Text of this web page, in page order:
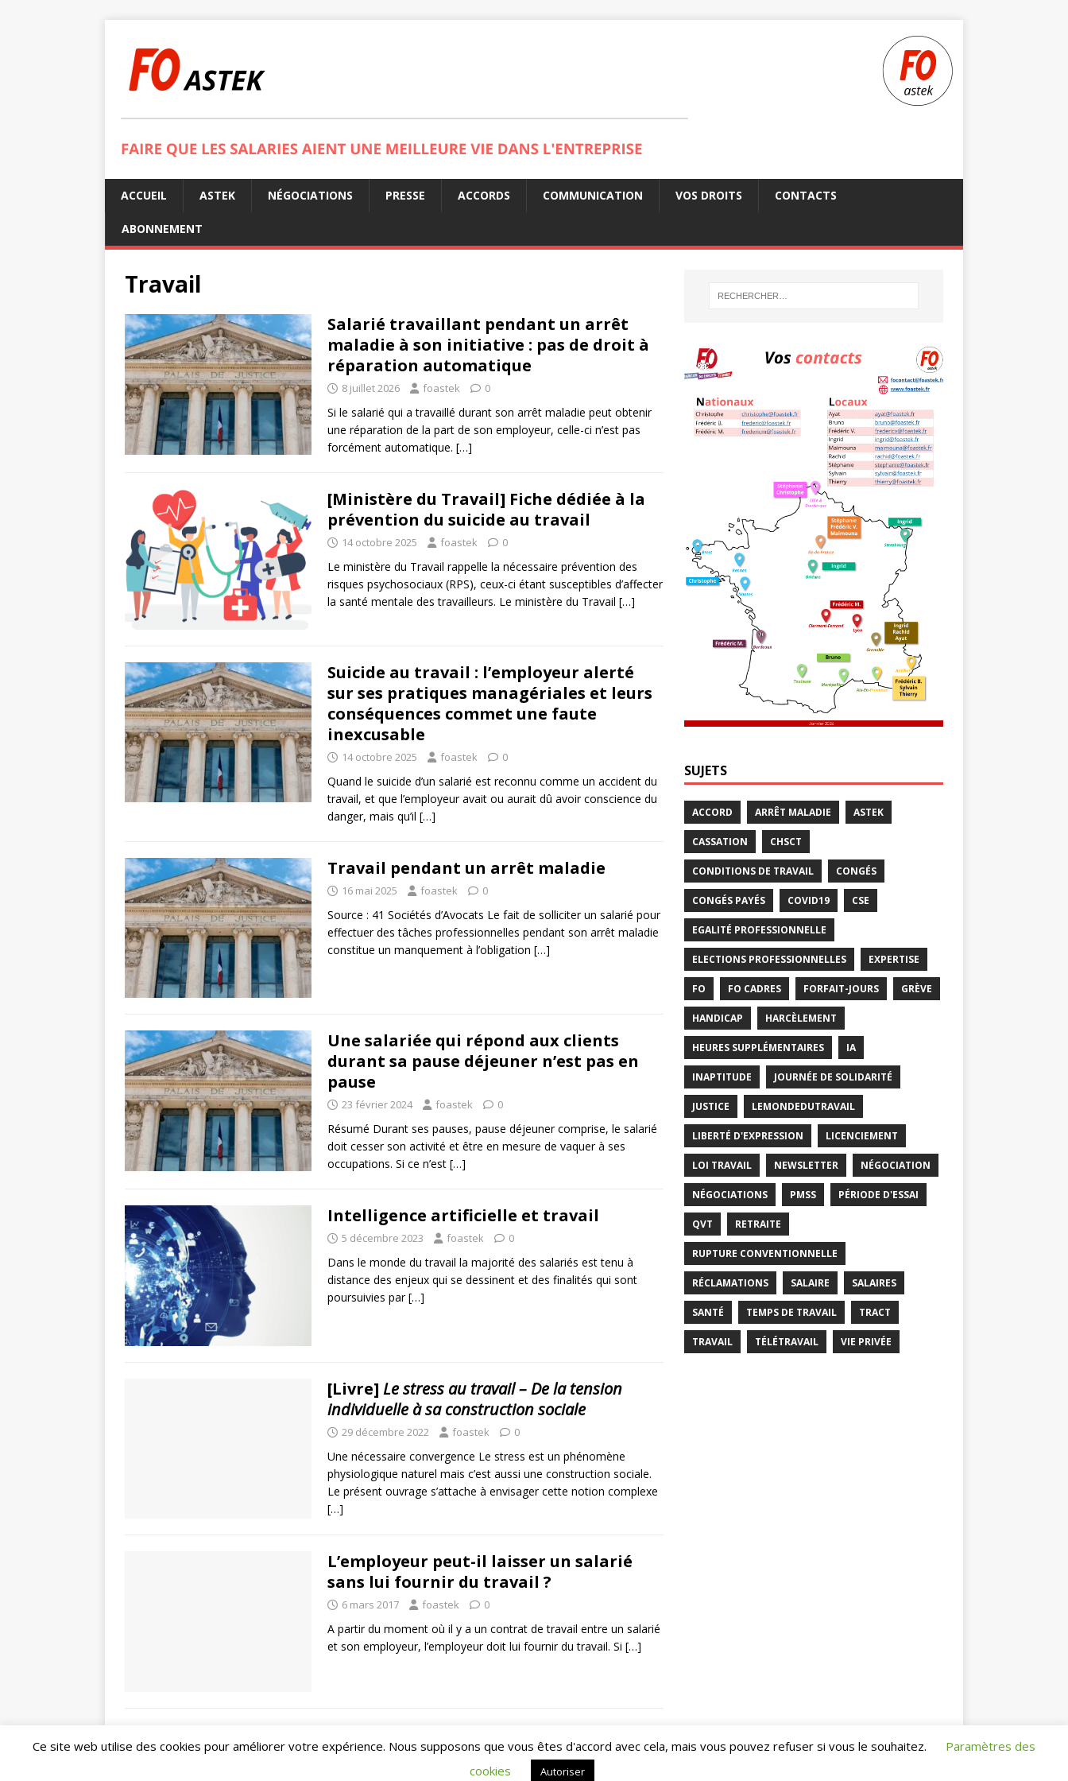
ACCUEIL ASTEK NÉGOCIATIONS PRESSE ACCORDS COMMUNICATION VOS DROITS CONTACTS
ABONNEMENT
Travail
Salarié travaillant pendant un arrêt
maladie à son initiative : pas de droit à
réparation automatique
8 juillet 2026 foastek 0
Si le salarié qui a travaillé durant son arrêt maladie peut obtenir
une réparation de la part de son employeur, celle-ci n’est pas
forcément automatique. […]
[Ministère du Travail] Fiche dédiée à la
prévention du suicide au travail
14 octobre 2025 foastek 0
Le ministère du Travail rappelle la nécessaire prévention des
risques psychosociaux (RPS), ceux-ci étant susceptibles d’affecter
la santé mentale des travailleurs. Le ministère du Travail […]
Suicide au travail : l’employeur alerté
sur ses pratiques managériales et leurs
conséquences commet une faute
inexcusable
14 octobre 2025 foastek 0
Quand le suicide d’un salarié est reconnu comme un accident du
travail, et que l’employeur avait ou aurait dû avoir conscience du
danger, mais qu’il […]
Travail pendant un arrêt maladie
16 mai 2025 foastek 0
Source : 41 Sociétés d’Avocats Le fait de solliciter un salarié pour
effectuer des tâches professionnelles pendant son arrêt maladie
constitue un manquement à l’obligation […]
Une salariée qui répond aux clients
durant sa pause déjeuner n’est pas en
pause
23 février 2024 foastek 0
Résumé Durant ses pauses, pause déjeuner comprise, le salarié
doit cesser son activité et être en mesure de vaquer à ses
occupations. Si ce n’est […]
Intelligence artificielle et travail
5 décembre 2023 foastek 0
Dans le monde du travail la majorité des salariés est tenu à
distance des enjeux qui se dessinent et des finalités qui sont
poursuivies par[…]
[Livre] Le stress au travail – De la tension
individuelle à sa construction sociale
29 décembre 2022 foastek 0
Une nécessaire convergence Le stress est un phénomène
physiologique naturel mais c’est aussi une construction sociale.
Le présent ouvrage s’attache à envisager cette notion complexe
[…]
L’employeur peut-il laisser un salarié
sans lui fournir du travail ?
6 mars 2017 foastek 0
A partir du moment où il y a un contrat de travail entre un salarié
et son employeur, l’employeur doit lui fournir du travail. Si […]
SUJETS
ACCORD ARRÊT MALADIE ASTEK
CASSATION CHSCT
CONDITIONS DE TRAVAIL CONGÉS
CONGÉS PAYÉS COVID19 CSE
EGALITÉ PROFESSIONNELLE
ELECTIONS PROFESSIONNELLES EXPERTISE
FO FO CADRES FORFAIT-JOURS GRÈVE
HANDICAP HARCÈLEMENT
HEURES SUPPLÉMENTAIRES IA
INAPTITUDE JOURNÉE DE SOLIDARITÉ
JUSTICE LEMONDEDUTRAVAIL
LIBERTÉ D'EXPRESSION LICENCIEMENT
LOI TRAVAIL NEWSLETTER NÉGOCIATION
NÉGOCIATIONS PMSS PÉRIODE D'ESSAI
QVT RETRAITE
RUPTURE CONVENTIONNELLE
RÉCLAMATIONS SALAIRE SALAIRES
SANTÉ TEMPS DE TRAVAIL TRACT
TRAVAIL TÉLÉTRAVAIL VIE PRIVÉE
Ce site web utilise des cookies pour améliorer votre expérience. Nous supposons que vous êtes d'accord avec cela, mais vous pouvez refuser si vous le souhaitez.
Paramètres des
cookies
Autoriser